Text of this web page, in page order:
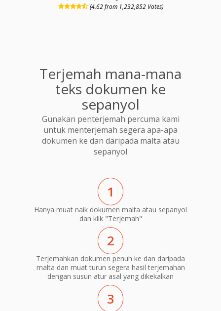
(4.62 from 1,232,852 Votes)
Terjemah mana-mana
teks dokumen ke
sepanyol
Gunakan penterjemah percuma kami
untuk menterjemah segera apa-apa
dokumen ke dan daripada malta atau
sepanyol
1
Hanya muat naik dokumen malta atau sepanyol
dan klik "Terjemah"
2
Terjemahkan dokumen penuh ke dan daripada
malta dan muat turun segera hasil terjemahan
dengan susun atur asal yang dikekalkan
3